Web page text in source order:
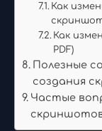
Как
Как
PDF)
Полезные
создания
Частые